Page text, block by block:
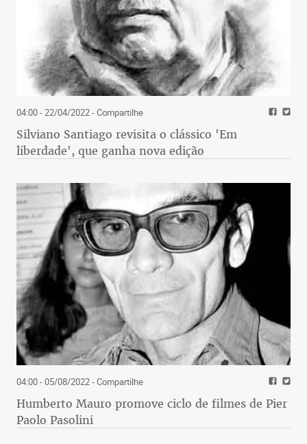
04:00 - 22/04/2022- Compartilhe
Silviano Santiago revisita o clássico 'Em
liberdade', que ganha nova edição
04:00 - 05/08/2022- Compartilhe
Humberto Mauro promove ciclo de filmes de Pier
Paolo Pasolini